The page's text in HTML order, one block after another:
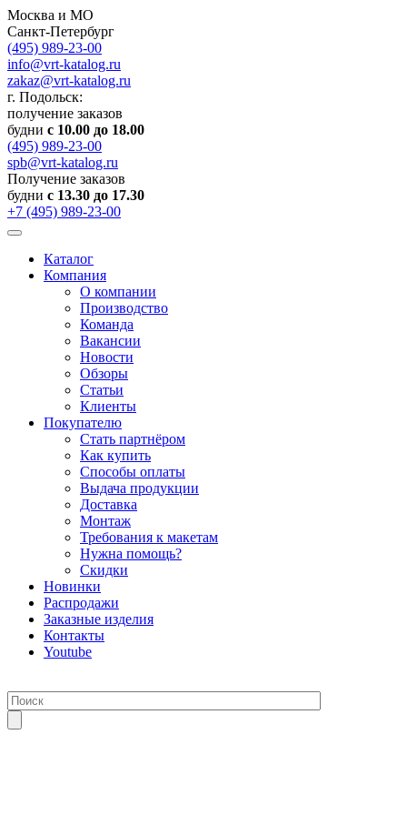
Москва и МО
Санкт-Петербург
(495) 989-23-00
info@vrt-katalog.ru
zakaz@vrt-katalog.ru
г. Подольск:
получение заказов
будни с 10.00 до 18.00
(495) 989-23-00
spb@vrt-katalog.ru
Получение заказов
будни с 13.30 до 17.30
+7 (495) 989-23-00
Каталог
Компания
О компании
Производство
Команда
Вакансии
Новости
Обзоры
Статьи
Клиенты
Покупателю
Стать партнёром
Как купить
Способы оплаты
Выдача продукции
Доставка
Монтаж
Требования к макетам
Нужна помощь?
Скидки
Новинки
Распродажи
Заказные изделия
Контакты
Youtube